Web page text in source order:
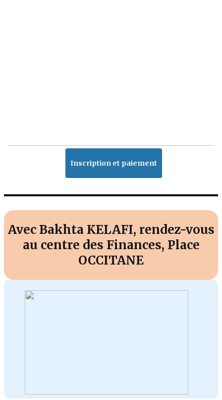
Inscription et paiement
Avec Bakhta KELAFI, rendez-vous
au centre des Finances, Place
OCCITANE